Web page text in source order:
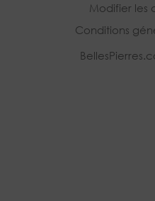
Modifier les
Conditions